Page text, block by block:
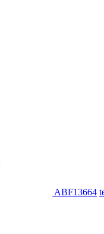
ABF13664